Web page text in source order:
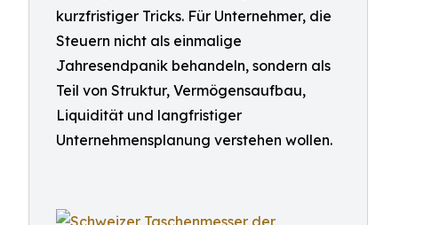
kurzfristiger Tricks. Für Unternehmer, die
Steuern nicht als einmalige
Jahresendpanik behandeln, sondern als
Teil von Struktur, Vermögensaufbau,
Liquidität und langfristiger
Unternehmensplanung verstehen wollen.